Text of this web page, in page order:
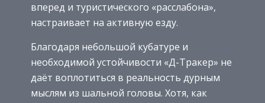
вперед и туристического «расслабона»,
настраивает на активную езду.
Благодаря небольшой кубатуре и
необходимой устойчивости «Д-Тракер» не
даёт воплотиться в реальность дурным
мыслям из шальной головы. Хотя, как